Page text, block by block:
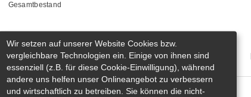
Gesamtbestand
PRELUDE E:HEV HONDA HR-V E:HEV HONDA ZR-V E:HEV
Wir setzen auf unserer Website Cookies bzw.
vergleichbare Technologien ein. Einige von ihnen sind
essenziell (z.B. für diese Cookie-Einwilligung), während
andere uns helfen unser Onlineangebot zu verbessern
und wirtschaftlich zu betreiben. Sie können die nicht-